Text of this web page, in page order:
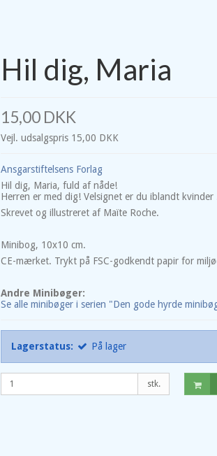
Hil dig, Maria
15,00 DKK
Vejl. udsalgspris 15,00 DKK
Ansgarstiftelsens Forlag
Hil dig, Maria, fuld af nåde!
Herren er med dig! Velsignet er du iblandt kvinder
Skrevet og illustreret af Maïte Roche.
Minibog, 10x10 cm.
CE-mærket. Trykt på FSC-godkendt papir for
Andre Minibøger:
Se alle minibøger i serien "Den gode hyrde
Lagerstatus: På lager
stk.